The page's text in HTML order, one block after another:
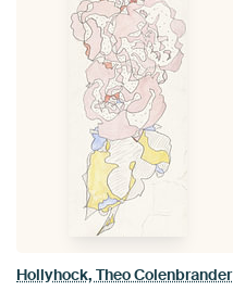
Hollyhock, Theo Colenbrander